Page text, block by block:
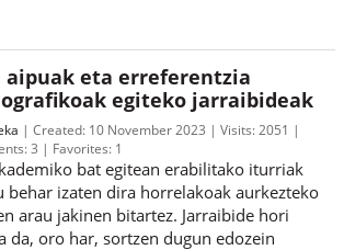
aipuak eta erreferentzia
egiteko jarraibideak
Created: 10 November 2023 Visits:2051
3 Favorites: 1
bat egitean erabilitako iturriak
behar izaten dira horrelakoak aurkezteko
arau jakinen bitartez. Jarraibide hori
da, oro har, sortzen dugun edozein